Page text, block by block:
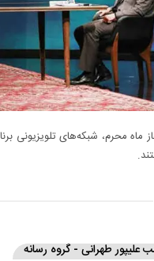
ماه محرم، شبکه‌های تلویزیونی
علیپور طهرانی - گروه رسانه